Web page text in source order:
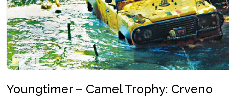
Youngtimer – Camel Trophy: Crveno